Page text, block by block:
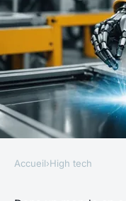
HIGH TECH
Accueil›High tech